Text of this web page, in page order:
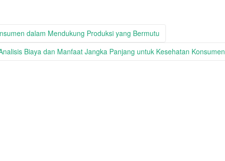
dalam Mendukung Produksi yang Bermutu
Biaya dan Manfaat Jangka Panjang untuk Kesehatan Konsumen